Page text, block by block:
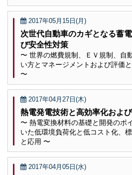
2017年05月15日(月)
次世代自動車のカギとなる蓄
び安全性対策
〜 世界の燃費規制、ＥＶ規制、自
い方とマネージメントおよび評価
〜
2017年04月27日(木)
熱電発電技術と高効率化およ
〜 熱電変換材料の基礎と開発のポ
いた低環境負荷化と低コスト化、
と応用 〜
2017年04月05日(水)